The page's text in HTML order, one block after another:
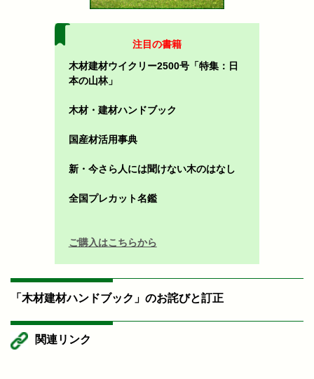
注目の書籍
木材建材ウイクリー2500号「特集：日
本の山林」
木材・建材ハンドブック
国産材活用事典
新・今さら人には聞けない木のはなし
全国プレカット名鑑
ご購入はこちらから
「木材建材ハンドブック」のお詫びと訂正
関連リンク